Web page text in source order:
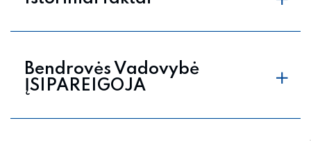
Bendrovės Vadovybė
ĮSIPAREIGOJA